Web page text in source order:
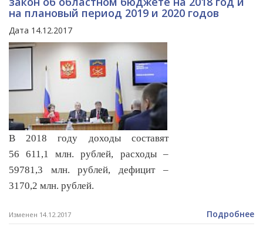
на плановый период 2019 и 2020 годов
Дата 14.12.2017
В 2018 году доходы составят
56 611,1 млн. рублей, расходы –
59781,3 млн. рублей, дефицит –
3170,2 млн. рублей.
Изменен 14.12.2017 Подробнее